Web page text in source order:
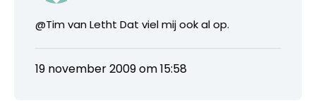
@Tim van Letht Dat viel mij ook al op.
19 november 2009 om 15:58